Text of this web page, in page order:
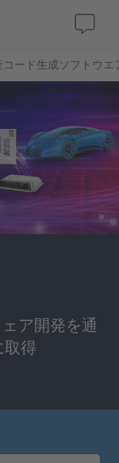
コード生成ソフトウエ
ア開発を通
取得